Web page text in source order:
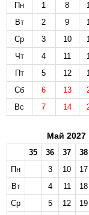
Пн
1 8
Вт
2 9
Ср
3 10
Чт
4 11
Пт
5 12
Сб
6 13
Вс
7 14
Май 2027
35 36 37
38
Пн
3 10
17
Вт
4 11
18
Ср
5 12
19